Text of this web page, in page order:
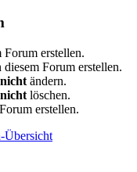
Forum erstellen.
Forum erstellen.
nicht ändern.
nicht löschen.
erstellen.
Übersicht